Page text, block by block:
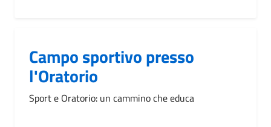
Campo sportivo presso
l'Oratorio
Sport e Oratorio: un cammino che educa